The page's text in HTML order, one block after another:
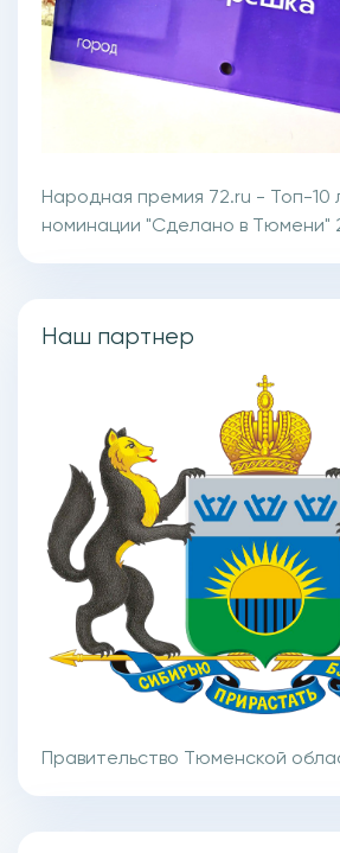
Народная премия 72.ru - Топ-10
номинации "Сделано в Тюмени"
Наш партнер
Правительство Тюменской